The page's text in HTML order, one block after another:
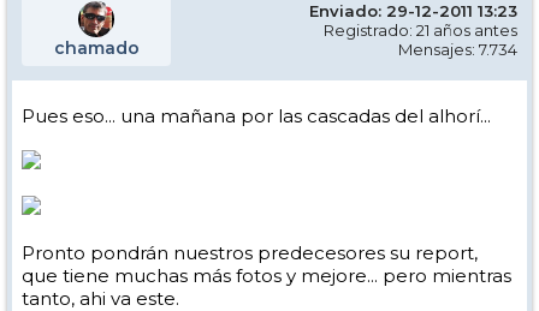
chamado
Enviado: 29-12-2011 13:23
Registrado: 21 años antes
Mensajes: 7.734
Pues eso... una mañana por las cascadas del alhorí...
Pronto pondrán nuestros predecesores su report,
que tiene muchas más fotos y mejore... pero mientras
tanto, ahi va este.